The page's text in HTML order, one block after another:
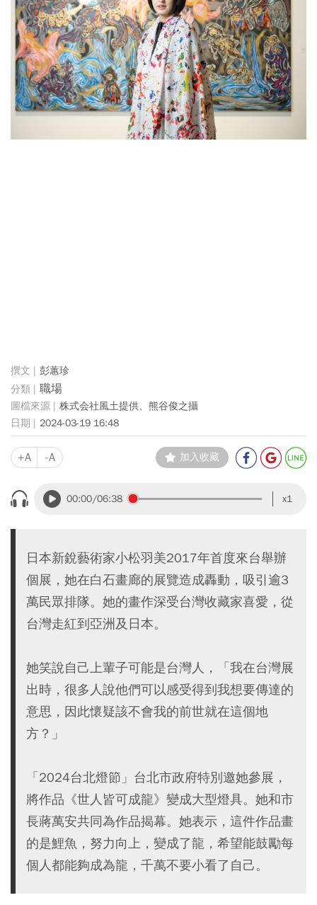
彭蕙珍
職場
株式会社風土提供、熊谷俊之攝
2024-03-19 16:48
+A -A 加入收藏
00:00/06:38 x1
日本新銳藝術家小松羽美2017年首度來台舉辦
個展，她在白石畫廊的展覽造成轟動，吸引逾3
萬民眾排隊。她的畫作深受台灣收藏家喜愛，從
台灣走紅到亞洲及日本。
她笑說自己上輩子可能是台灣人，「我在台灣展
出時，很多人說他們可以感受得到我想要傳達的
意思，因此懷疑該不會我的前世就在這個地
方？」
「2024台北燈節」台北市政府特別邀她參展，
將作品《世人皆可成龍》變成大型燈具。她和市
長蔣萬安共同為作品揭幕。她表示，這件作品畫
的是鯉魚，努力向上，變成了龍，希望能鼓勵每
個人都能夠成為龍，千萬不要小看了自己。